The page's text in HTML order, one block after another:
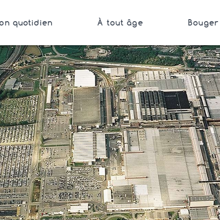
quotidien À tout âge